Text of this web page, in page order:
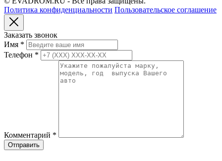
Политика конфиденциальности Пользовательское соглашение
Заказать звонок
Имя *
Телефон *
Комментарий *
Отправить